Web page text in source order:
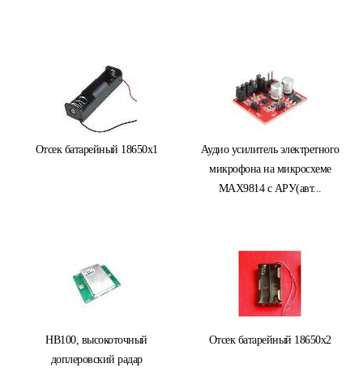
Отсек батарейный 18650x1
Аудио усилитель электретного
микрофона на микросхеме
MAX9814 с АРУ(авт...
HB100, высокоточный
доплеровский радар
Отсек батарейный 18650x2